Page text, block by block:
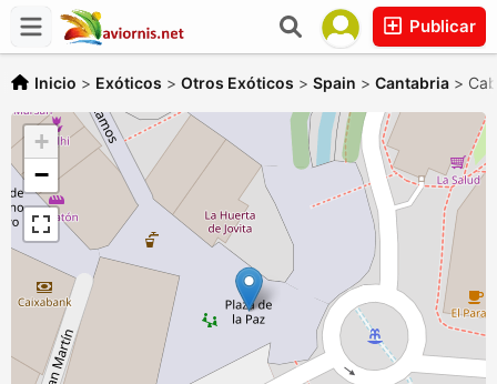
Publicar
Inicio > Exóticos > Otros Exóticos > Spain > Cantabria >
+
−